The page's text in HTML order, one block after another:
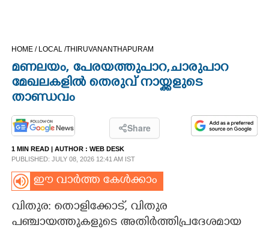
OPINION
PHOTOS
LIFESTYLE
HOME / LOCAL /THIRUVANANTHAPURAM
മണലയം, പേരയത്തുപാറ,ചാരുപാറ
മേഖലകളിൽ തെരുവ് നായ്ക്കളുടെ
താണ്ഡവം
Share
1 MIN READ | AUTHOR : WEB DESK
PUBLISHED: JULY 08, 2026 12:41 AM IST
ഈ വാർത്ത കേൾക്കാം
വിതുര: തൊളിക്കോട്, വിതുര
പഞ്ചായത്തുകളുടെ അതിർത്തിപ്രദേശമായ